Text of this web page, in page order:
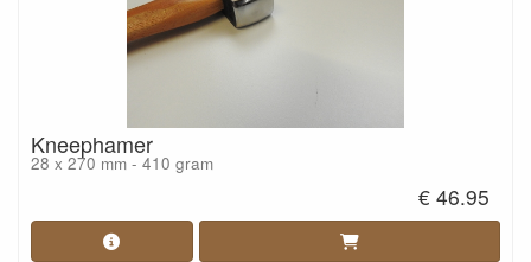
Kneephamer
28 x 270 mm - 410 gram
€ 46.95